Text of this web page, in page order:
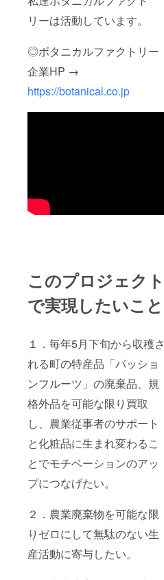
リーは活動しています。
◎ボタニカルファクトリー
企業HP →
https://botanical.co.jp
このプロジェクト
で実現したいこと
１．毎年5月下旬から収穫さ
れる町の特産品「パッショ
ンフルーツ」の廃棄品、規
格外品を可能な限り買取
し、農業従事者のサポート
と化粧品に生まれ変わるこ
とでモチベーションのアッ
プにつなげたい。
２．農業廃棄物を可能な限
りゼロにして無駄のない生
産活動に寄与したい。